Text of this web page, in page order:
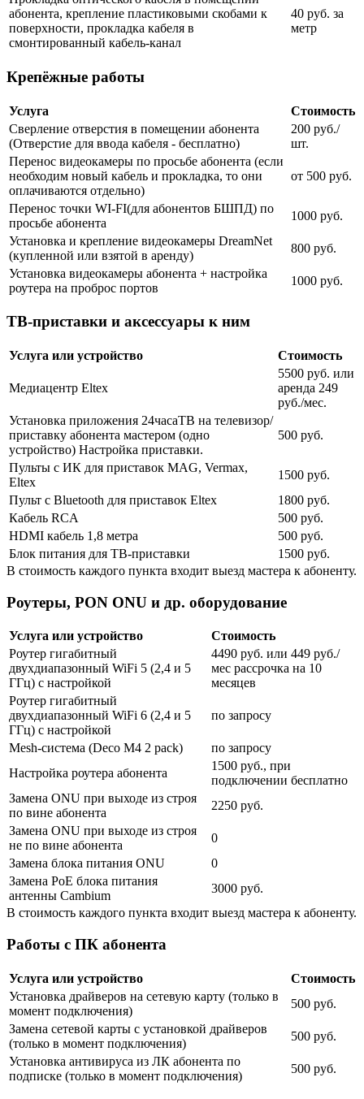
абонента, крепление пластиковыми скобами к
поверхности, прокладка кабеля в
смонтированный кабель-канал
40 руб. за
метр
Крепёжные работы
Услуга
Стоимость
Сверление отверстия в помещении абонента
(Отверстие для ввода кабеля - бесплатно)
200 руб./
шт.
Перенос видеокамеры по просьбе абонента (если
необходим новый кабель и прокладка, то они
оплачиваются отдельно)
от 500 руб.
Перенос точки WI-FI(для абонентов БШПД) по
просьбе абонента
1000 руб.
Установка и крепление видеокамеры DreamNet
(купленной или взятой в аренду)
800 руб.
Установка видеокамеры абонента + настройка
роутера на проброс портов
1000 руб.
ТВ-приставки и аксессуары к ним
Услуга или устройство Стоимость
Медиацентр Eltex
5500 руб. или
аренда 249
руб./мес.
Установка приложения 24часаТВ на телевизор/
приставку абонента мастером (одно
устройство) Настройка приставки.
500 руб.
Пульты с ИК для приставок MAG, Vermax,
Eltex
1500 руб.
Пульт с Bluetooth для приставок Eltex
1800 руб.
Кабель RCA
500 руб.
HDMI кабель 1,8 метра
500 руб.
Блок питания для ТВ-приставки
1500 руб.
В стоимость каждого пункта входит выезд мастера к абоненту.
Роутеры, PON ONU и др. оборудование
Услуга или устройство
Стоимость
Роутер гигабитный
двухдиапазонный WiFi 5 (2,4 и 5
ГГц) с настройкой
4490 руб. или 449 руб./
мес рассрочка на 10
месяцев
Роутер гигабитный
двухдиапазонный WiFi 6 (2,4 и 5
ГГц) с настройкой
по запросу
Mesh-система (Deco M4 2 pack)
по запросу
Настройка роутера абонента
1500 руб., при
подключении бесплатно
Замена ONU при выходе из строя
по вине абонента
2250 руб.
Замена ONU при выходе из строя
не по вине абонента
0
Замена блока питания ONU
0
Замена PoE блока питания
антенны Cambium
3000 руб.
В стоимость каждого пункта входит выезд мастера к абоненту.
Работы с ПК абонента
Услуга или устройство
Стоимость
Установка драйверов на сетевую карту (только в
момент подключения)
500 руб.
Замена сетевой карты с установкой драйверов
(только в момент подключения)
500 руб.
Установка антивируса из ЛК абонента по
подписке (только в момент подключения)
500 руб.